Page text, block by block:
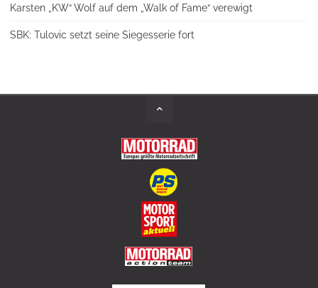
Karsten „KW“ Wolf auf dem „Walk of Fame“ verewigt
SBK: Tulovic setzt seine Siegesserie fort
Back